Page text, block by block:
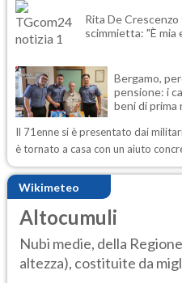
Rita De
scimmietta: "È mia
Bergamo,
pensione: i
beni di prima
Il 71enne si è presentato dai
è tornato a casa con un aiuto
Wikimeteo
Altocumuli
Nubi medie, della
altezza), costituite da